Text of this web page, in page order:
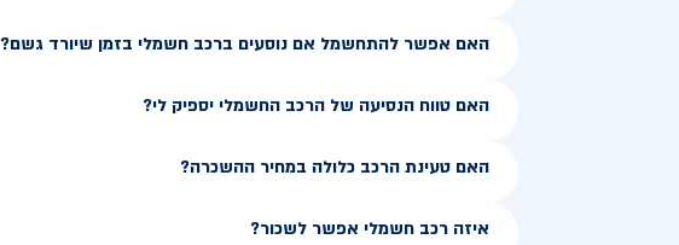
האם אפשר להתחשמל אם נוסעים ברכב חשמלי בזמן שיורד גשם?
האם טווח הנסיעה של הרכב החשמלי יספיק לי?
האם טעינת הרכב כלולה במחיר ההשכרה?
איזה רכב חשמלי אפשר לשכור?